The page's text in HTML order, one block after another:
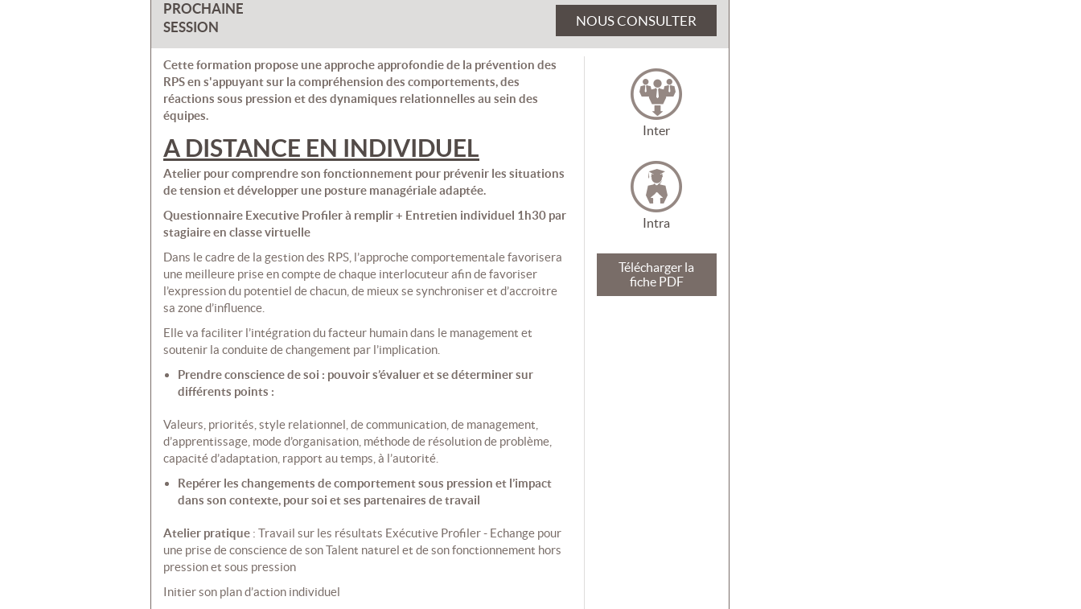
PROCHAINE
SESSION
NOUS CONSULTER
Cette formation propose une approche approfondie de la prévention des
RPS en s'appuyant sur la compréhension des comportements, des
réactions sous pression et des dynamiques relationnelles au sein des
équipes.
A DISTANCE EN INDIVIDUEL
Atelier pour comprendre son fonctionnement pour prévenir les situations
de tension et développer une posture managériale adaptée.
Questionnaire Executive Profiler à remplir + Entretien individuel 1h30 par
stagiaire en classe virtuelle
Dans le cadre de la gestion des RPS, l’approche comportementale favorisera
une meilleure prise en compte de chaque interlocuteur afin de favoriser
l’expression du potentiel de chacun, de mieux se synchroniser et d’accroitre
sa zone d’influence.
Elle va faciliter l’intégration du facteur humain dans le management et
soutenir la conduite de changement par l’implication.
Prendre conscience de soi : pouvoir s’évaluer et se déterminer sur
différents points :
Valeurs, priorités, style relationnel, de communication, de management,
d’apprentissage, mode d’organisation, méthode de résolution de problème,
capacité d’adaptation, rapport au temps, à l’autorité.
Repérer les changements de comportement sous pression et l’impact
dans son contexte, pour soi et ses partenaires de travail
Atelier pratique : Travail sur les résultats Exécutive Profiler - Echange pour
une prise de conscience de son Talent naturel et de son fonctionnement hors
pression et sous pression
Initier son plan d’action individuel
Inter
Intra
Télécharger la
fiche PDF